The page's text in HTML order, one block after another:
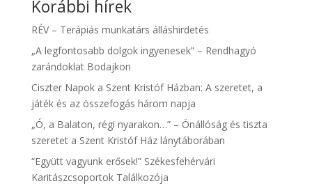
Korábbi hírek
RÉV – Terápiás munkatárs álláshirdetés
„A legfontosabb dolgok ingyenesek” – Rendhagyó
zarándoklat Bodajkon
Ciszter Napok a Szent Kristóf Házban: A szeretet, a
játék és az összefogás három napja
„Ó, a Balaton, régi nyarakon…” – Önállóság és tiszta
szeretet a Szent Kristóf Ház lánytáborában
“Együtt vagyunk erősek!” Székesfehérvári
Karitászcsoportok Találkozója